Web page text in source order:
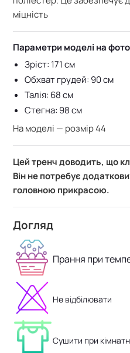
міцність
Параметри моделі на фото
Зріст: 171 см
Обхват грудей: 90 см
Талія: 68 см
Стегна: 98 см
На моделі — розмір 44
Цей тренч доводить, що
Він не потребує
головною прикрасою.
Догляд
Прання при
Не відбілювати
Сушити при